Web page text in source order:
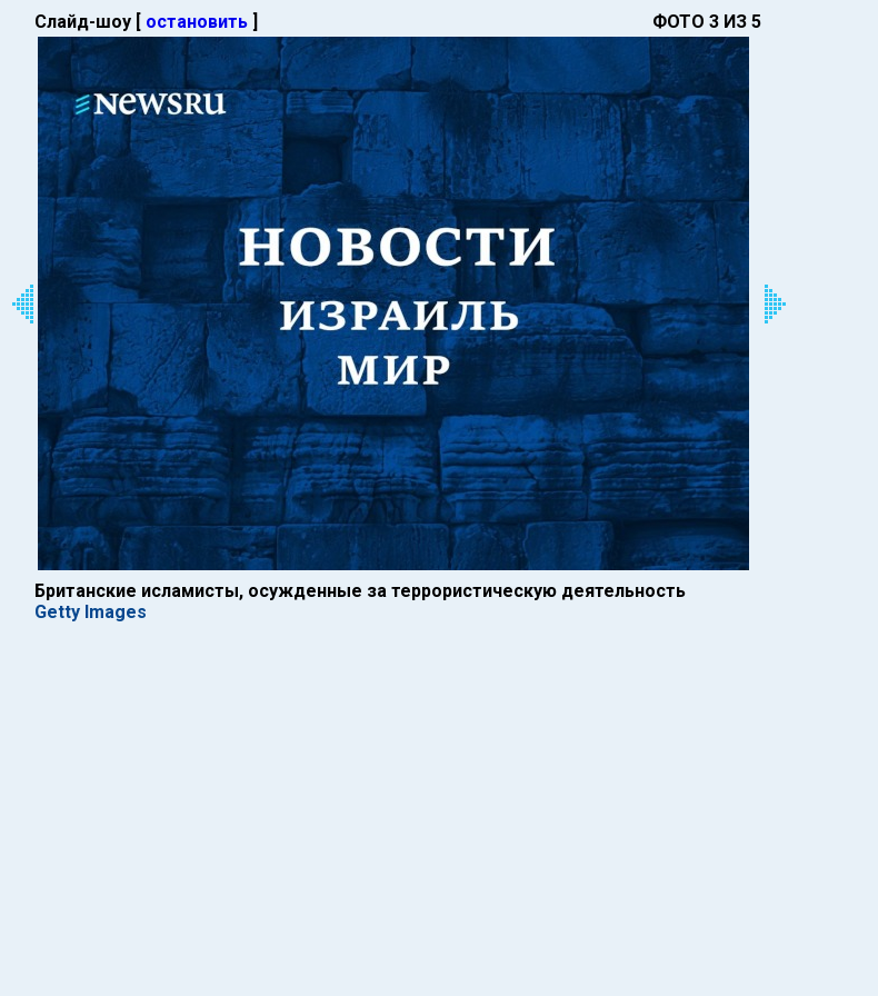
Слайд-шоу [ остановить ] ФОТО 3 ИЗ 5
Британские исламисты, осужденные за террористическую деятельность
Getty Images